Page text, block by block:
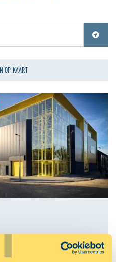
in om deze functie te gebruiken.
OP KAART
KORTING